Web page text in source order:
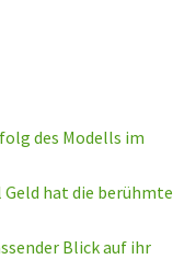
des Modells im
hat die berühmte
Blick auf ihr